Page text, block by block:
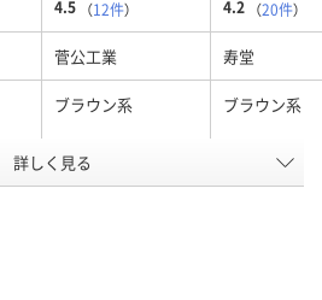
4.5 （12件） 4.2 （20件）
菅公工業 寿堂
ブラウン系 ブラウン系
テープ・のりなし テープなし
詳しく見る